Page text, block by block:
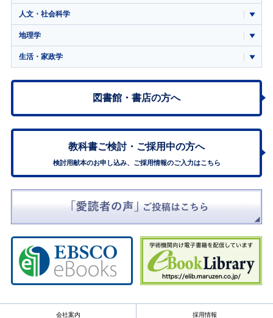
人文・社会科学
地理学
生活・家政学
図書館・書店の方へ
教科書ご検討・ ご採用中の方へ
検討用献本のお申し込み、ご採用情報のご入力はこちら
会社案内 採用情報